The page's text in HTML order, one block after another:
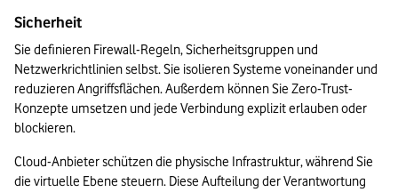
Sicherheit
Sie definieren Firewall-Regeln, Sicherheitsgruppen und
Netzwerkrichtlinien selbst. Sie isolieren Systeme voneinander und
reduzieren Angriffsflächen. Außerdem können Sie Zero-Trust-
Konzepte umsetzen und jede Verbindung explizit erlauben oder
blockieren.
Cloud-Anbieter schützen die physische Infrastruktur, während Sie
die virtuelle Ebene steuern. Diese Aufteilung der Verantwortung